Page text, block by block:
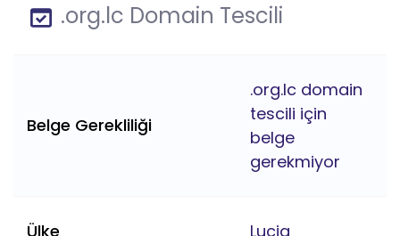
.org.lc Domain Tescili
Belge Gerekliliği
.org.lc domain
tescili için
belge
gerekmiyor
Ülke Lucia